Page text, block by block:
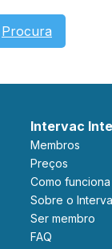
Procura
Intervac
Membros
Preços
Como funciona
Sobre o
Ser membro
FAQ